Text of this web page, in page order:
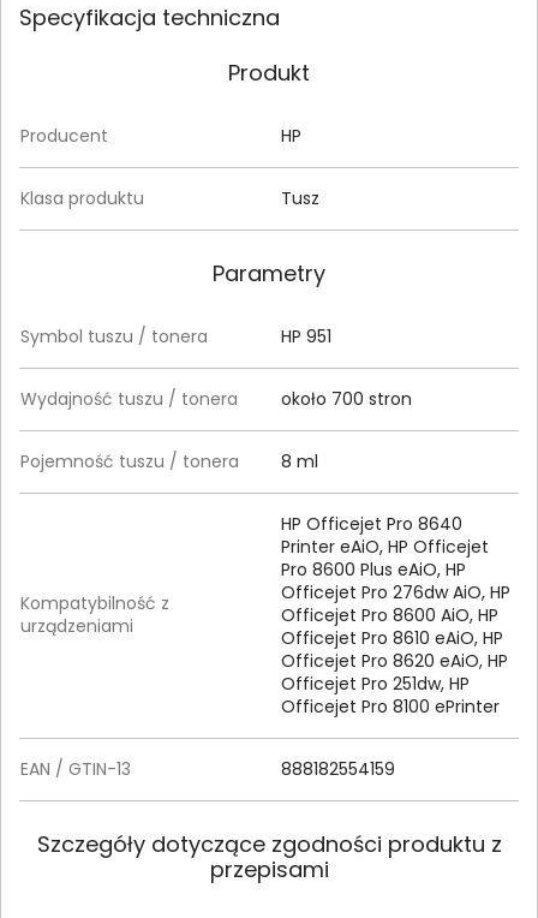
Specyfikacja techniczna
Produkt
Producent HP
Klasa produktu Tusz
Parametry
Symbol tuszu / tonera HP 951
Wydajność tuszu / tonera około 700 stron
Pojemność tuszu / tonera 8 ml
Kompatybilność z
urządzeniami
HP Officejet Pro 8640
Printer eAiO, HP Officejet
Pro 8600 Plus eAiO, HP
Officejet Pro 276dw AiO, HP
Officejet Pro 8600 AiO, HP
Officejet Pro 8610 eAiO, HP
Officejet Pro 8620 eAiO, HP
Officejet Pro 251dw, HP
Officejet Pro 8100 ePrinter
EAN / GTIN-13 888182554159
Szczegóły dotyczące zgodności produktu z
przepisami